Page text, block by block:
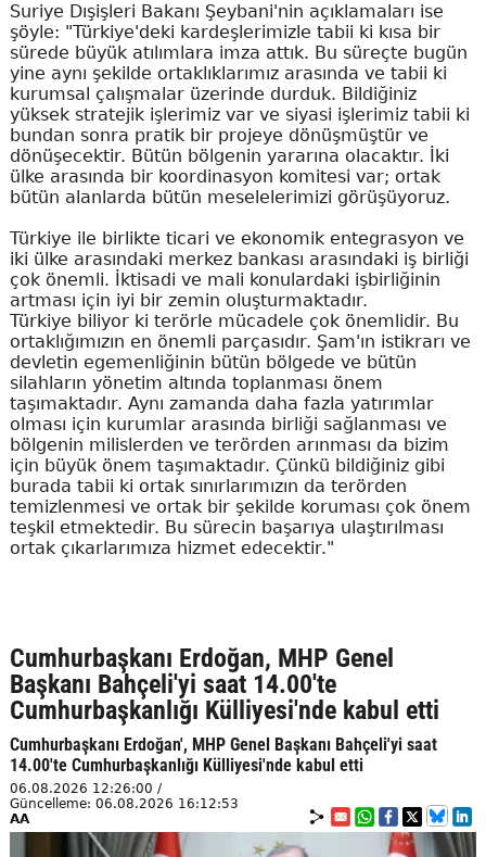
Suriye Dışişleri Bakanı Şeybani'nin açıklamaları ise
şöyle: "Türkiye'deki kardeşlerimizle tabii ki kısa bir
sürede büyük atılımlara imza attık. Bu süreçte bugün
yine aynı şekilde ortaklıklarımız arasında ve tabii ki
kurumsal çalışmalar üzerinde durduk. Bildiğiniz
yüksek stratejik işlerimiz var ve siyasi işlerimiz tabii ki
bundan sonra pratik bir projeye dönüşmüştür ve
dönüşecektir. Bütün bölgenin yararına olacaktır. İki
ülke arasında bir koordinasyon komitesi var; ortak
bütün alanlarda bütün meselelerimizi görüşüyoruz.
Türkiye ile birlikte ticari ve ekonomik entegrasyon ve
iki ülke arasındaki merkez bankası arasındaki iş birliği
çok önemli. İktisadi ve mali konulardaki işbirliğinin
artması için iyi bir zemin oluşturmaktadır.
Türkiye biliyor ki terörle mücadele çok önemlidir. Bu
ortaklığımızın en önemli parçasıdır. Şam'ın istikrarı ve
devletin egemenliğinin bütün bölgede ve bütün
silahların yönetim altında toplanması önem
taşımaktadır. Aynı zamanda daha fazla yatırımlar
olması için kurumlar arasında birliği sağlanması ve
bölgenin milislerden ve terörden arınması da bizim
için büyük önem taşımaktadır. Çünkü bildiğiniz gibi
burada tabii ki ortak sınırlarımızın da terörden
temizlenmesi ve ortak bir şekilde koruması çok önem
teşkil etmektedir. Bu sürecin başarıya ulaştırılması
ortak çıkarlarımıza hizmet edecektir."
Cumhurbaşkanı Erdoğan, MHP Genel
Başkanı Bahçeli'yi saat 14.00'te
Cumhurbaşkanlığı Külliyesi'nde kabul etti
Cumhurbaşkanı Erdoğan', MHP Genel Başkanı Bahçeli'yi saat
14.00'te Cumhurbaşkanlığı Külliyesi'nde kabul etti
06.08.2026 12:26:00 /
Güncelleme: 06.08.2026 16:12:53
AA